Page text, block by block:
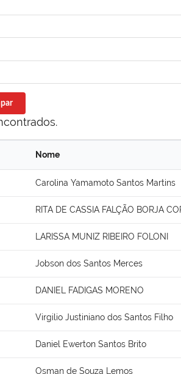
Nome
Carolina Yamamoto Santos Martins
RITA DE CASSIA FALÇÃO BORJA
LARISSA MUNIZ RIBEIRO FOLONI
Jobson dos Santos Merces
DANIEL FADIGAS MORENO
Virgilio Justiniano dos Santos Filho
Daniel Ewerton Santos Brito
Osman de Souza Lemos